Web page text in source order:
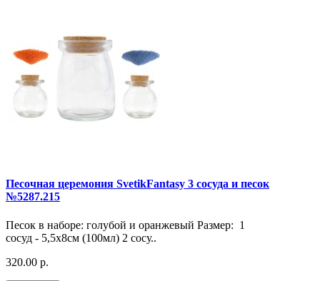
Песочная церемония SvetikFantasy 3 сосуда и песок
№5287.215
Песок в наборе: голубой и оранжевый Размер: 1
сосуд - 5,5х8см (100мл) 2 сосу..
320.00 р.